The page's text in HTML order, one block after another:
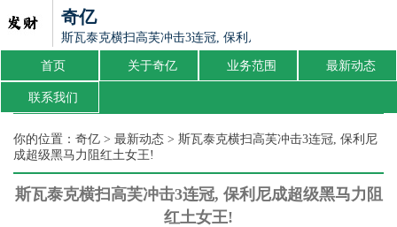
奇亿
斯瓦泰克横扫高芙冲击3连冠, 保利尼成超级黑马力阻红土女
首页 关于奇亿 业务范围 最新动态
联系我们
你的位置： 奇亿 > 最新动态 > 斯瓦泰克横扫高芙冲击3连冠, 保利尼
成超级黑马力阻红土女王!
斯瓦泰克横扫高芙冲击3连冠, 保利尼成超级黑马力阻
红土女王!